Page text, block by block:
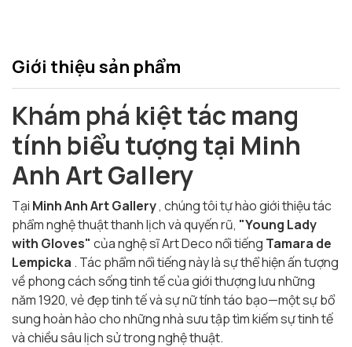
Giới thiệu sản phẩm
Khám phá kiệt tác mang
tính biểu tượng tại Minh
Anh Art Gallery
Tại Minh Anh Art Gallery, chúng tôi tự hào giới thiệu tác
phẩm nghệ thuật thanh lịch và quyến rũ, "Young Lady
with Gloves" của nghệ sĩ Art Deco nổi tiếng Tamara de
Lempicka . Tác phẩm nổi tiếng này là sự thể hiện ấn tượng
về phong cách sống tinh tế của giới thượng lưu những
năm 1920, vẻ đẹp tinh tế và sự nữ tính táo bạo—một sự bổ
sung hoàn hảo cho những nhà sưu tập tìm kiếm sự tinh tế
và chiều sâu lịch sử trong nghệ thuật.